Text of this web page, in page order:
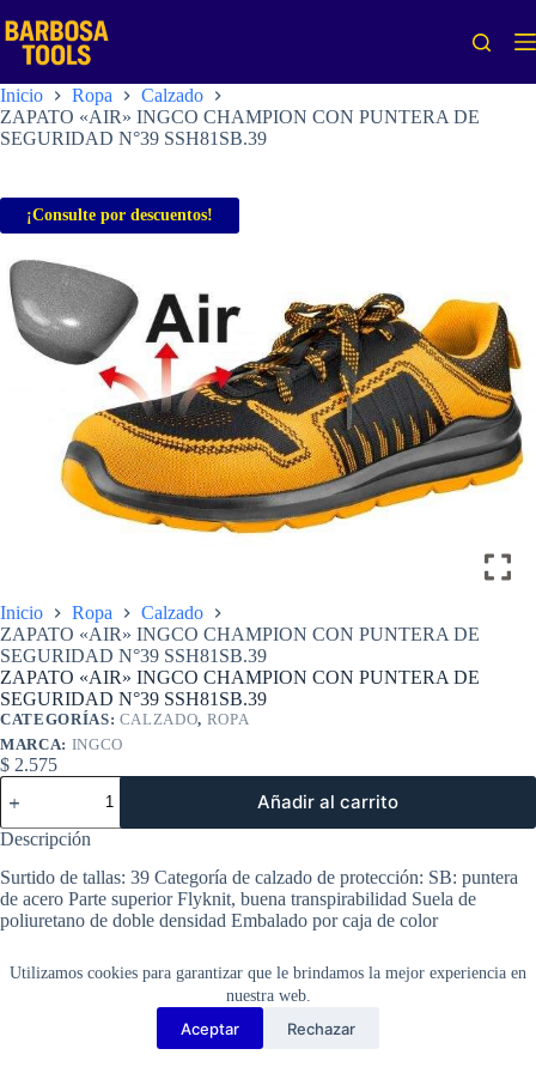
al
contenido
Utilizamos cookies para garantizar que le brindamos la mejor experiencia en
nuestra web.
Aceptar Rechazar
Inicio Ropa
Calzado
ZAPATO «AIR» INGCO CHAMPION CON PUNTERA DE
SEGURIDAD N°39 SSH81SB.39
¡Consulte por descuentos!
Inicio Ropa
Calzado
ZAPATO «AIR» INGCO CHAMPION CON PUNTERA DE
SEGURIDAD N°39 SSH81SB.39
ZAPATO «AIR» INGCO CHAMPION CON PUNTERA DE
SEGURIDAD N°39 SSH81SB.39
CATEGORÍAS: CALZADO, ROPA
MARCA: INGCO
$ 2.575
ZAPATO
"AIR"
INGCO
CHAMPION
PUNTERA
DE
SEGURIDAD
SSH81SB.39
Añadir al carrito
Descripción
Surtido de tallas: 39 Categoría de calzado de protección: SB: puntera
de acero Parte superior Flyknit, buena transpirabilidad Suela de
poliuretano de doble densidad Embalado por caja de color
Copyright Barbosa Tools©